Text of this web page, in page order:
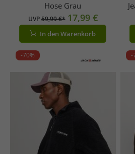
Hose Grau
UVP59,99 €* 17,99 €
In den Warenkorb
-70% -